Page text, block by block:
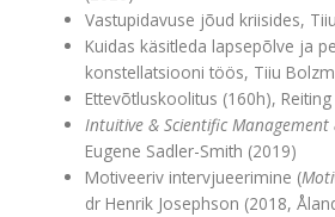
Vastupidavuse jõud kriisides,
Kuidas käsitleda lapsepõlve ja
konstellatsiooni töös, Tiiu
Ettevõtluskoolitus (160h),
Intuitive & Scientific Management
Eugene Sadler-Smith (2019)
Motiveeriv intervjueerimine (
dr Henrik Josephson (2018,